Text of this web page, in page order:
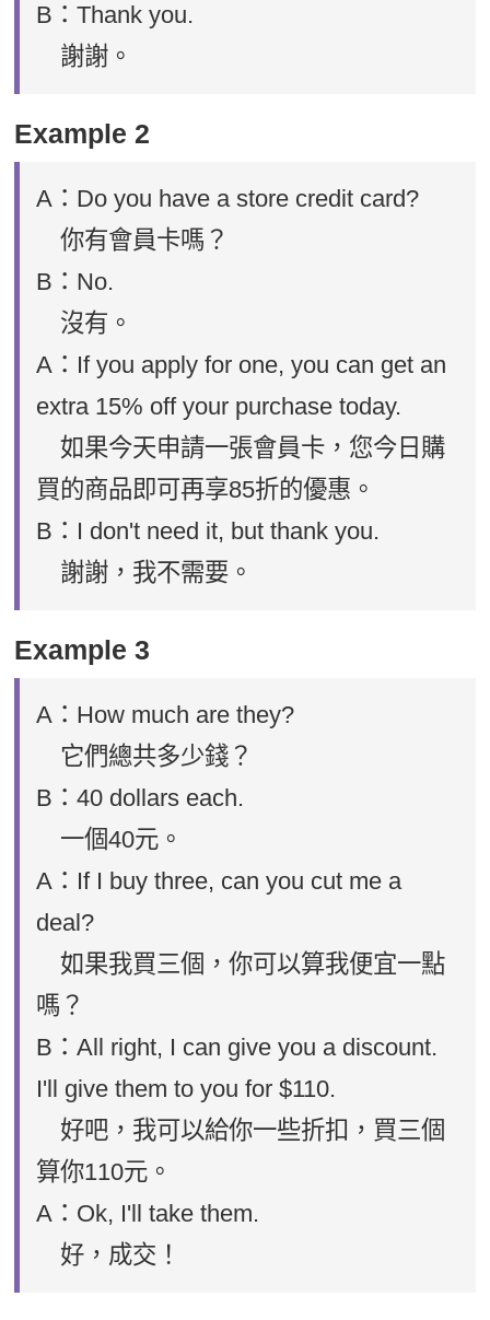
B：Thank you.
謝謝。
Example 2
A：Do you have a store credit card?
你有會員卡嗎？
B：No.
沒有。
A：If you apply for one, you can get an
extra 15% off your purchase today.
如果今天申請一張會員卡，您今日購
買的商品即可再享85折的優惠。
B：I don't need it, but thank you.
謝謝，我不需要。
Example 3
A：How much are they?
它們總共多少錢？
B：40 dollars each.
一個40元。
A：If I buy three, can you cut me a
deal?
如果我買三個，你可以算我便宜一點
嗎？
B：All right, I can give you a discount.
I'll give them to you for $110.
好吧，我可以給你一些折扣，買三個
算你110元。
A：Ok, I'll take them.
好，成交！